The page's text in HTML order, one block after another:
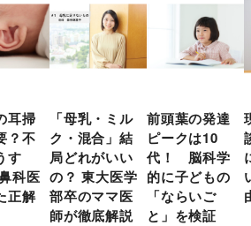
耳掃
？不
す
科医
正解
「母乳・ミル
ク・混合」結
局どれがいい
の？ 東大医学
部卒のママ医
師が徹底解説
前頭葉の発達
ピークは10
代！ 脳科学
的に子どもの
「ならいご
と」を検証